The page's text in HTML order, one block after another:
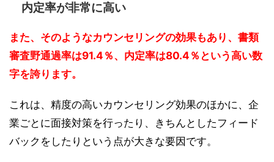
内定率が非常に高い
また、そのようなカウンセリングの効果もあり、書類
審査野通過率は91.4％、内定率は80.4％という高い数
字を誇ります。
これは、精度の高いカウンセリング効果のほかに、企
業ごとに面接対策を行ったり、きちんとしたフィード
バックをしたりという点が大きな要因です。